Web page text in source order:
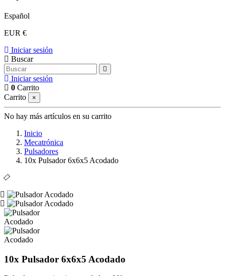
Español
EUR €
Iniciar sesión
Buscar
Iniciar sesión
0 Carrito
Carrito
×
No hay más artículos en su carrito
Inicio
Mecatrónica
Pulsadores
10x Pulsador 6x6x5 Acodado
Ampliar imagen de 10x Pulsador 6x6x5 Acodado
Ampliar imagen de 10x Pulsador 6x6x5 Acodado
10x Pulsador 6x6x5 Acodado